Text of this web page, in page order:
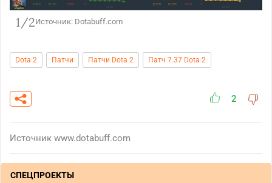
1/2Источник: Dotabuff.com
Dota 2 Патчи Патчи Dota 2 Патч 7.37 Dota 2
2
Источник www.dotabuff.com
СПЕЦПРОЕКТЫ